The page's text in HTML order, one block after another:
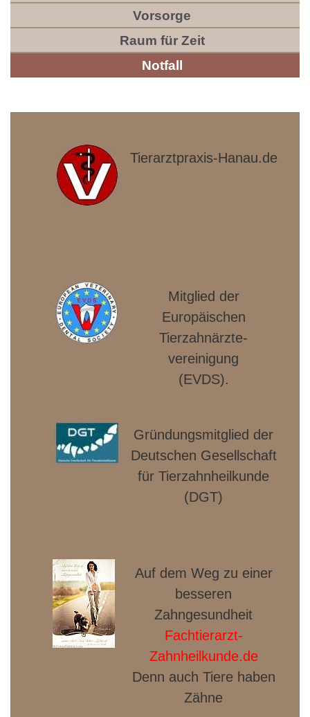
Vorsorge
Raum für Zeit
Notfall
Tierarztpraxis-Hanau.de
Mitglied der
Europäischen
Tierzahnärzte­
vereinigung
(EVDS).
Gründungsmitglied der
Deut­schen Gesellschaft
für Tierzahnheilkunde
(DGT)
Auf dem Weg zu einer
besseren
Zahngesundheit
Fachtierarzt-
Zahnheilkunde.de
Denn auch Tiere haben
Zähne